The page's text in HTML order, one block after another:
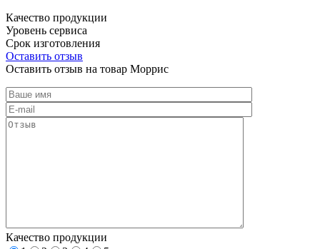
Качество продукции
Уровень сервиса
Срок изготовления
Оставить отзыв
Оставить отзыв на товар Моррис
Качество продукции